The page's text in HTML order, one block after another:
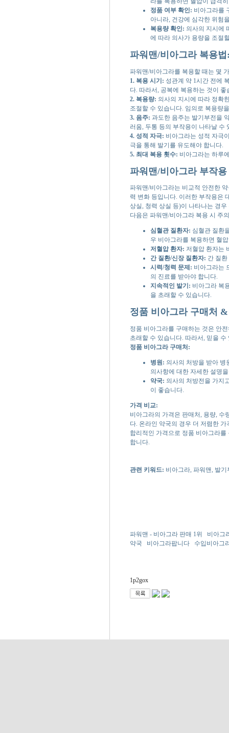
정품 여부 확인: 비아그라를
아니라, 건강에 심각한 위험
복용량 확인: 의사의 지시에
에 따라 의사가 용량을 조절
파워맨/비아그라 복용
파워맨/비아그라를 복용할 때는 몇
1. 복용 시기: 성관계 약 1시간 전에
다. 따라서, 공복에 복용하는 것이 좋
2. 복용량: 의사의 지시에 따라 정확
조절할 수 있습니다. 임의로 복용량
3. 음주: 과도한 음주는 발기부전을
러움, 두통 등의 부작용이 나타날 수
4. 성적 자극: 비아그라는 성적 자극
극을 통해 발기를 유도해야 합니다.
5. 최대 복용 횟수: 비아그라는 하루
파워맨/비아그라 부작
파워맨/비아그라는 비교적 안전한
력 변화 등입니다. 이러한 부작용은
상실, 청력 상실 등)이 나타나는 경
다음은 파워맨/비아그라 복용 시 주
심혈관 질환자: 심혈관 질환
우 비아그라를 복용하면 혈
저혈압 환자: 저혈압 환자는
간 질환/신장 질환자: 간 질
시력/청력 문제: 비아그라는
의 진료를 받아야 합니다.
지속적인 발기: 비아그라 복
을 초래할 수 있습니다.
정품 비아그라 구매처
정품 비아그라를 구매하는 것은 안
초래할 수 있습니다. 따라서, 믿을
정품 비아그라 구매처:
병원: 의사의 처방을 받아 병
의사항에 대한 자세한 설명
약국: 의사의 처방전을 가지
이 좋습니다.
가격 비교:
비아그라의 가격은 판매처, 용량, 수
다. 온라인 약국의 경우 더 저렴한
합리적인 가격으로 정품 비아그라
합니다.
관련 키워드: 비아그라, 파워맨, 발
파워맨 - 비아그라 판매 1위
비아그
약국
비아그라팝니다 수입비아그
1p2gox